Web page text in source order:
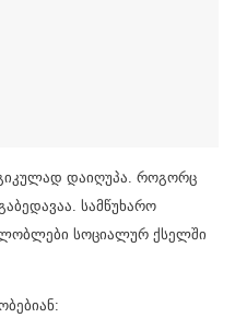
დაიღუპა. როგორც
სამწუხარო
სოციალურ ქსელში